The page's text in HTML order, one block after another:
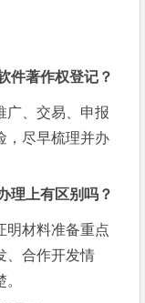
件著作权登记？
广、交易、申报
，尽早梳理并办
理上有区别吗？
明材料准备重点
、合作开发情